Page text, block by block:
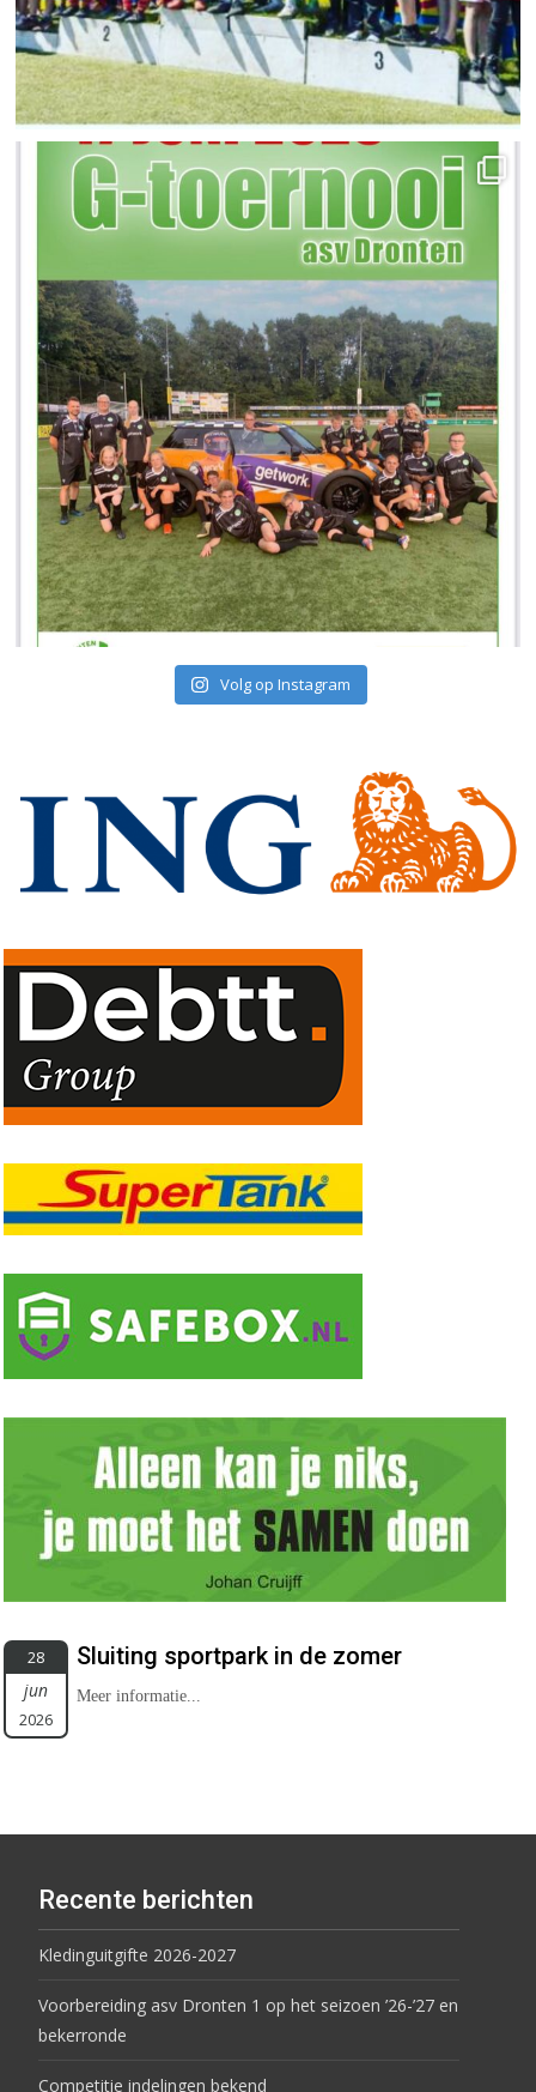
Volg op Instagram
28
jun
2026
Sluiting sportpark in de zomer
Meer informatie...
Recente berichten
Kledinguitgifte 2026-2027
Voorbereiding asv Dronten 1 op het seizoen ’26-’27 en
bekerronde
Competitie indelingen bekend